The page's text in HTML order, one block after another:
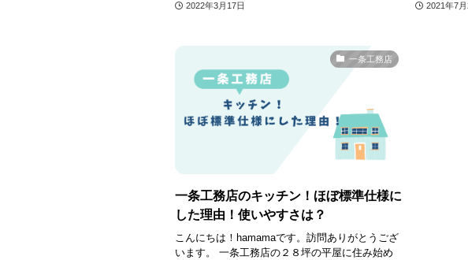
2022年3月17日 2021年7月
一条工務店
一条工務店のキッチン！ほぼ標準仕様に
した理由！使いやすさは？
こんにちは！hamamaです。訪問ありがとうござ
います。 一条工務店の２８坪の平屋に住み始め